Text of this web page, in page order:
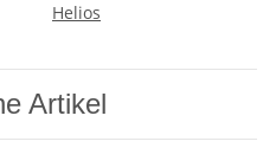
Helios
Artikel